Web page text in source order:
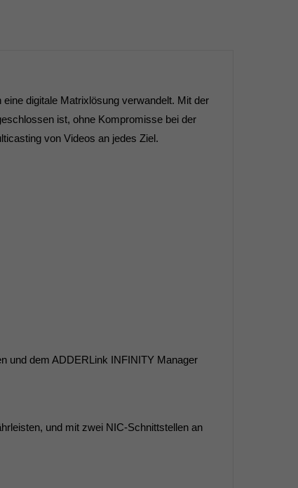
digitale Matrixlösung verwandelt. Mit der
ist, ohne Kompromisse bei der
von Videos an jedes Ziel.
und dem ADDERLink INFINITY Manager
und mit zwei NIC-Schnittstellen an